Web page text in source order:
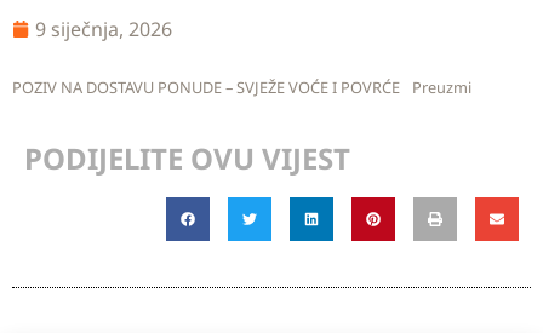
9 siječnja, 2026
POZIV NA DOSTAVU PONUDE – SVJEŽE VOĆE I POVRĆE Preuzmi
PODIJELITE OVU VIJEST